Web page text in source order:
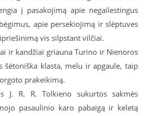
į pasakojimą apie negailestingus
apie persekiojimą ir slėptuves
vis silpstant vilčiai.
ir kandžiai griauna Turino ir Nienoros
šėtoniška klasta, melu ir apgaule, taip
prakeikimą.
J. R. R. Tolkieno sukurtos sakmės
pasaulinio karo pabaigą ir keletą